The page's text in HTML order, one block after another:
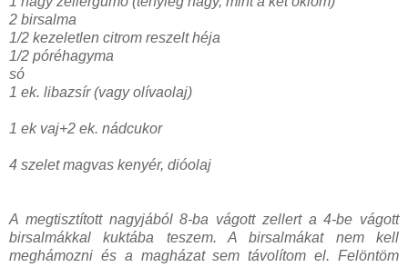
2 birsalma
1/2 kezeletlen citrom reszelt héja
1/2 póréhagyma
só
1 ek. libazsír (vagy olívaolaj)
1 ek vaj+2 ek. nádcukor
4 szelet magvas kenyér, dióolaj
A megtisztított nagyjából 8-ba vágott zellert a 4-be vágott
birsalmákkal kuktába teszem. A birsalmákat nem kell
meghámozni és a magházat sem távolítom el. Felöntöm